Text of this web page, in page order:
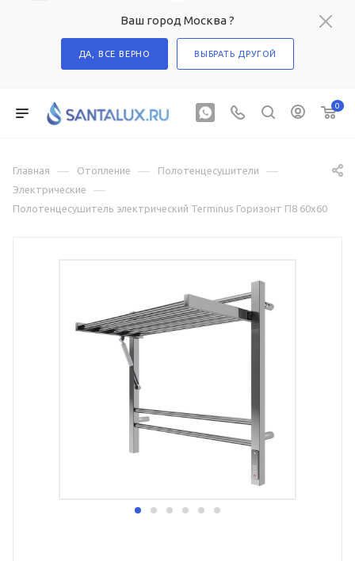
Ваш город Москва ?
ДА, ВСЕ ВЕРНО ВЫБРАТЬ ДРУГОЙ
0
Главная — Отопление — Полотенцесушители —
Электрические —
Полотенцесушитель электрический Terminus Горизонт П8 60х60